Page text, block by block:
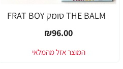
THE BALM סומק FRAT BOY
₪96.00